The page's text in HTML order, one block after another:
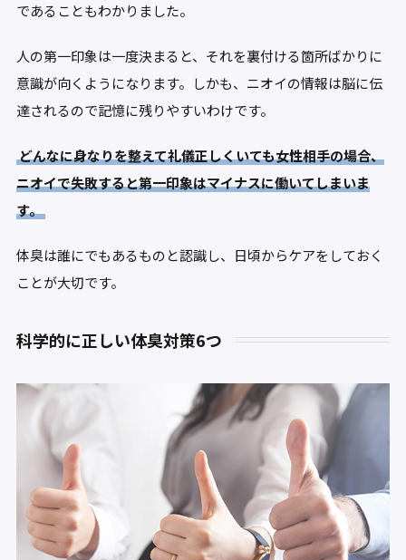
であることもわかりました。
人の第一印象は一度決まると、それを裏付ける箇所ばかりに
意識が向くようになります。しかも、ニオイの情報は脳に伝
達されるので記憶に残りやすいわけです。
どんなに身なりを整えて礼儀正しくいても女性相手の場合、
ニオイで失敗すると第一印象はマイナスに働いてしまいま
す。
体臭は誰にでもあるものと認識し、日頃からケアをしておく
ことが大切です。
科学的に正しい体臭対策6つ